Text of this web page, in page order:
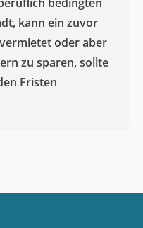
kann ein zuvor
oder aber
zu sparen, sollte
Fristen